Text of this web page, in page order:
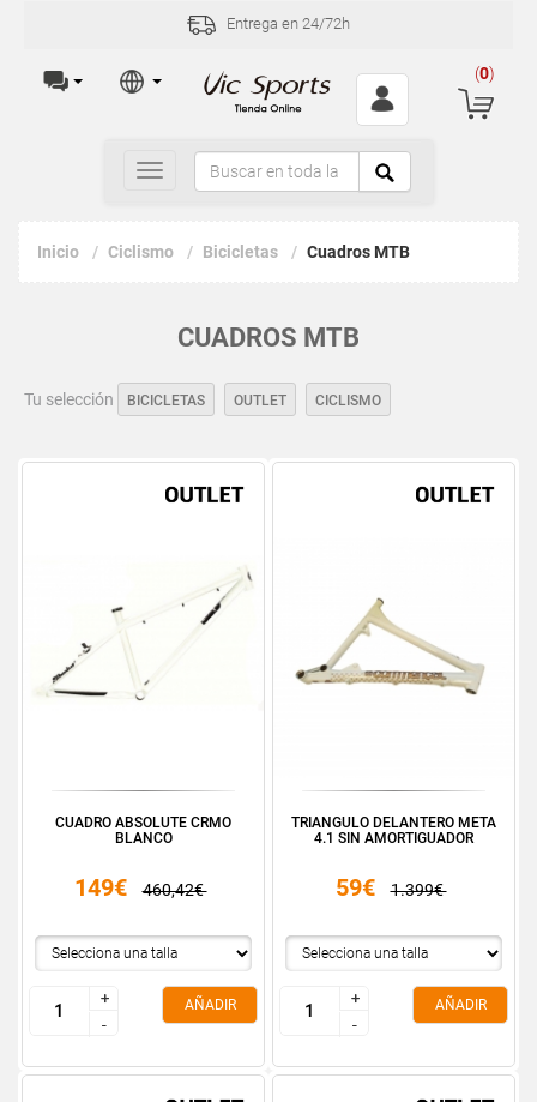
Entrega en 24/72h
(0)
Toggle
navigation
Inicio Ciclismo Bicicletas Cuadros MTB
CUADROS MTB
Tu selección BICICLETAS OUTLET CICLISMO
CUADRO ABSOLUTE CRMO
BLANCO
149€ 460,42€
+
-
+
-
AÑADIR
TRIANGULO DELANTERO META
4.1 SIN AMORTIGUADOR
59€ 1.399€
+
-
+
-
AÑADIR